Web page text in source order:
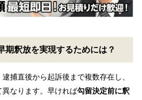
期釈放を実現するためには？
捕直後から起訴後まで複数存在し、
なります。早ければ勾留決定前に釈